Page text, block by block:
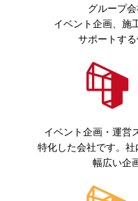
グループ会
イベント企画、施
サポートする
イベント企画・運営
特化した会社です。
幅広い企